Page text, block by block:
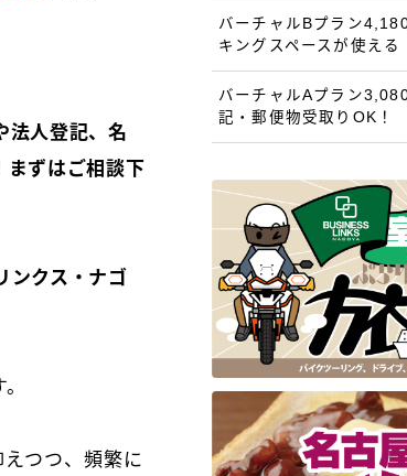
法人登記、名
まずはご相談下
ンクス・ナゴ
つつ、頻繁に
バーチャルBプラン
キングスペースが使える
バーチャルAプラン
記・郵便物受取りOK！